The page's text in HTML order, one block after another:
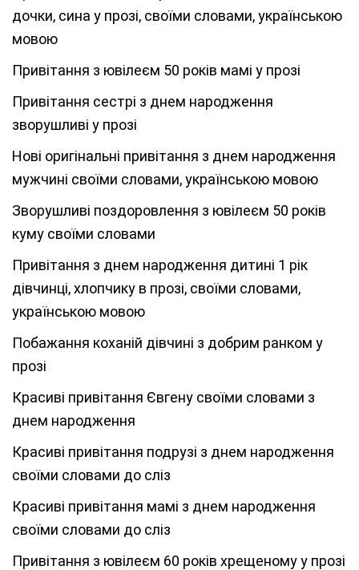
дочки, сина у прозі, своїми словами, українською
мовою
Привітання з ювілеєм 50 років мамі у прозі
Привітання сестрі з днем народження
зворушливі у прозі
Нові оригінальні привітання з днем народження
мужчині своїми словами, українською мовою
Зворушливі поздоровлення з ювілеєм 50 років
куму своїми словами
Привітання з днем народження дитині 1 рік
дівчинці, хлопчику в прозі, своїми словами,
українською мовою
Побажання коханій дівчині з добрим ранком у
прозі
Красиві привітання Євгену своїми словами з
днем народження
Красиві привітання подрузі з днем народження
своїми словами до сліз
Красиві привітання мамі з днем народження
своїми словами до сліз
Привітання з ювілеєм 60 років хрещеному у прозі